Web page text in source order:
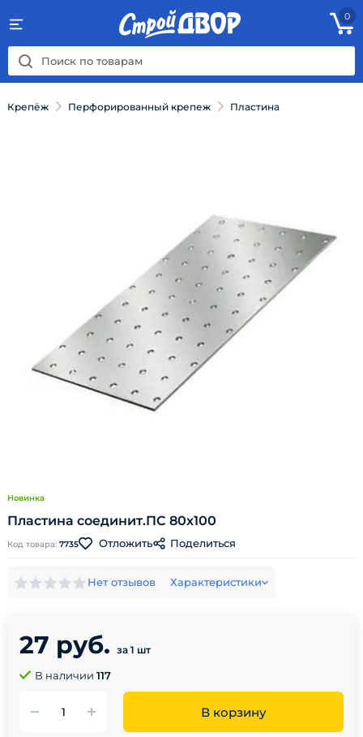
0
Крепёж Перфорированный крепеж Пластина
Новинка
Пластина соединит.ПС 80х100
Код товара: 7735 Отложить Поделиться
Нет отзывов Характеристики
27 руб. за 1 шт
В наличии 117
В корзину